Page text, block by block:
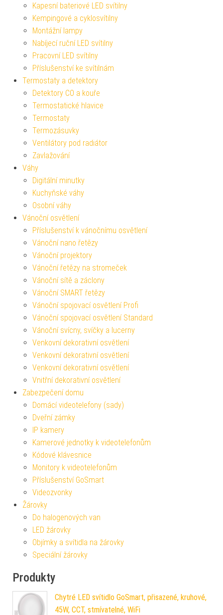
Kapesní bateriové LED svítilny
Kempingové a cyklosvítilny
Montážní lampy
Nabíjecí ruční LED svítilny
Pracovní LED svítilny
Příslušenství ke svítilnám
Termostaty a detektory
Detektory CO a kouře
Termostatické hlavice
Termostaty
Termozásuvky
Ventilátory pod radiátor
Zavlažování
Váhy
Digitální minutky
Kuchyňské váhy
Osobní váhy
Vánoční osvětlení
Příslušenství k vánočnímu osvětlení
Vánoční nano řetězy
Vánoční projektory
Vánoční řetězy na stromeček
Vánoční sítě a záclony
Vánoční SMART řetězy
Vánoční spojovací osvětlení Profi
Vánoční spojovací osvětlení Standard
Vánoční svícny, svíčky a lucerny
Venkovní dekorativní osvětlení
Venkovní dekorativní osvětlení
Venkovní dekorativní osvětlení
Vnitřní dekorativní osvětlení
Zabezpečení domu
Domácí videotelefony (sady)
Dveřní zámky
IP kamery
Kamerové jednotky k videotelefonům
Kódové klávesnice
Monitory k videotelefonům
Příslušenství GoSmart
Videozvonky
Žárovky
Do halogenových van
LED žárovky
Objímky a svítidla na žárovky
Speciální žárovky
Produkty
Chytré LED svítidlo GoSmart, přisazené, kruhové,
45W, CCT, stmívatelné, WiFi